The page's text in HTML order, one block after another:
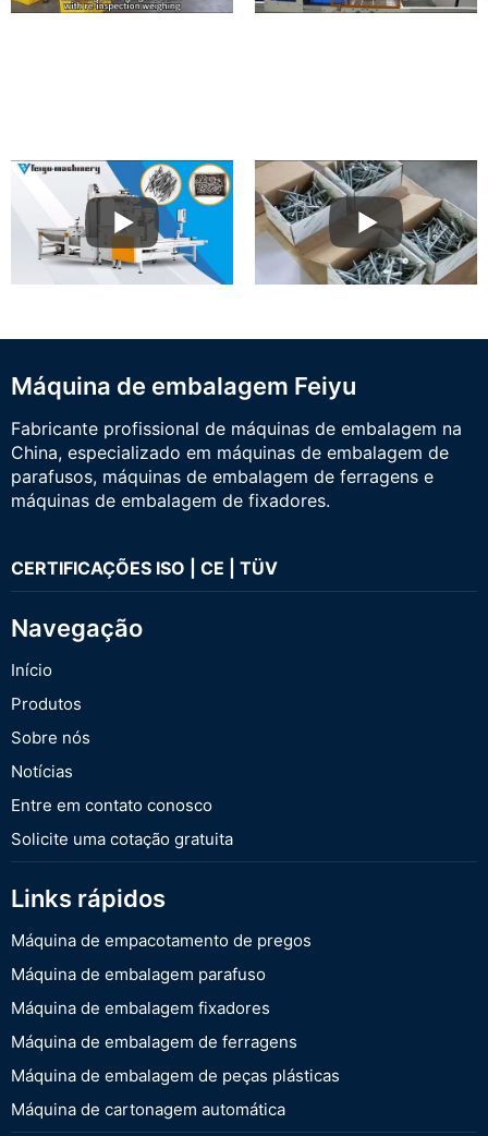
Máquina de embalagem Feiyu
Fabricante profissional de máquinas de embalagem na
China, especializado em máquinas de embalagem de
parafusos, máquinas de embalagem de ferragens e
máquinas de embalagem de fixadores.
CERTIFICAÇÕES ISO | CE | TÜV
Navegação
Início
Produtos
Sobre nós
Notícias
Entre em contato conosco
Solicite uma cotação gratuita
Links rápidos
Máquina de empacotamento de pregos
Máquina de embalagem parafuso
Máquina de embalagem fixadores
Máquina de embalagem de ferragens
Máquina de embalagem de peças plásticas
Máquina de cartonagem automática